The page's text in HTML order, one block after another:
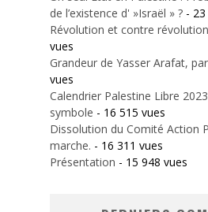
de l’existence d' »Israël » ? -
Révolution et contre
vues
Grandeur de Yasser Arafat,
vues
Calendrier Palestine Libre
symbole - 16 515 vues
Dissolution du Comité Action
marche. - 16 311 vues
Présentation - 15 948 vues